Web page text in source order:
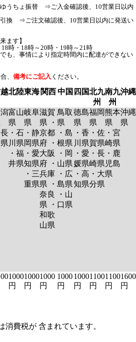
うちょ振替 ⇒ご入金確認後、10営業日以内
引換 ⇒ご注文確認後、10営業日以内に発送い
ます】
時・18時～20時・19時～21時
も、事情により指定時間内に配達ができない
、 備考にご記入 ください。
北陸東海 関西中国 四国北九
州
南九
州
沖縄
長
富山
県
・石
川県
・福
井県
岐阜
県
・静
岡県
・愛
知県
・三
重県
滋賀
県 ・
京都
府 ・
大阪
府 ・
兵庫
県 ・
奈良
県 ・
和歌
山県
鳥取
県
・島
根県
・岡
山県
・広
島県
・山
口県
徳島
県
・香
川県
・愛
媛県
・高
知県
福岡
県
・佐
賀県
・長
崎県
・大
分県
熊本
県
・宮
崎県
・鹿
児島
県
沖縄
県
1000
円
1000
円
1000
円
1000
円
1000
円
1100
円
1100
円
1600
円
消費税が 含まれています。